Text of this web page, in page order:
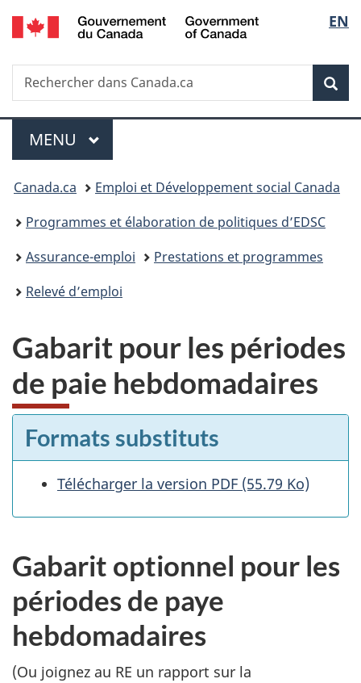
Passer
au
principal
Passer
à
Au
du
Passer
à
version
simplifiée
de
la
EN
Recherche
Rechercher
dans
Menu
MENU PRINCIPAL
Vous
êtes
ici :
Canada.ca
Emploi et Développement social Canada
Programmes et élaboration de politiques d’EDSC
Assurance-emploi
Prestations et programmes
Relevé d’emploi
Gabarit pour les périodes
de paie hebdomadaires
Formats substituts
Télécharger la version PDF (55.79 Ko)
Gabarit optionnel pour les
périodes de paye
hebdomadaires
(Ou joignez au RE un rapport sur la